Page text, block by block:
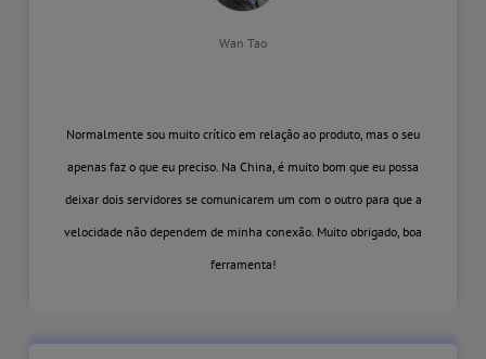
Wan Tao
Normalmente sou muito crítico em relação ao produto, mas o seu
apenas faz o que eu preciso. Na China, é muito bom que eu possa
deixar dois servidores se comunicarem um com o outro para que a
velocidade não dependem de minha conexão. Muito obrigado, boa
ferramenta!